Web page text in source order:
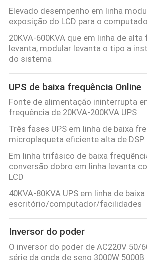
Elevado desempenho em linha
exposição do LCD para o
20KVA-600KVA que em linha de alta
levanta, modular levanta o tipo a
do sistema
UPS de baixa frequência Online
Fonte de alimentação ininterrupta
frequência de 20KVA-200KVA UPS
Três fases UPS em linha de baixa
microplaqueta eficiente alta de DSP
Em linha trifásico de baixa
conversão dobro em linha levanta
LCD
40KVA-80KVA UPS em linha de
escritório/computador/facilidades
Inversor do poder
O inversor do poder de AC220V 50/
série da onda de seno 3000W 5000B